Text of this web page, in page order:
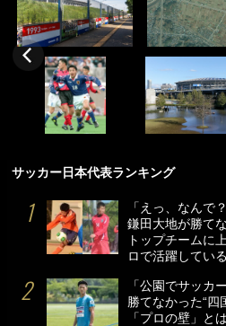
サッカー日本代表ランキング
「えっ、なんで
鎌田大地が勝て
トップチームに
ロで活躍してい
「公園でサッカ
勝てなかった“四
「プロの壁」と